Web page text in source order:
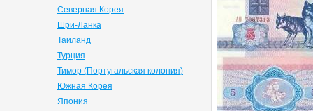
Северная Корея
Шри-Ланка
Таиланд
Турция
Тимор (Португальская колония)
Южная Корея
Япония